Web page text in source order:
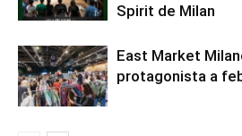
Spirit de Milan
East Market
protagonista a